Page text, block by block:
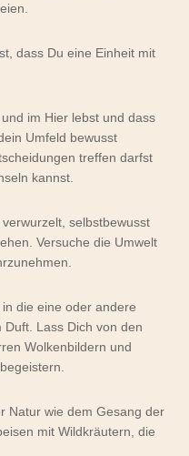
dass Du eine Einheit mit
im Hier lebst und dass
Umfeld bewusst
treffen darfst
kannst.
selbstbewusst
Versuche die Umwelt
die eine oder andere
Lass Dich von den
Wolkenbildern und
Natur wie dem Gesang der
mit Wildkräutern, die